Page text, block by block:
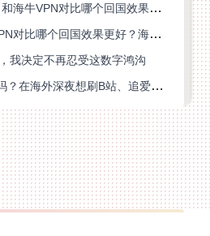
ChickCN VPN好用吗？和海牛VPN对比哪个回国效果更好？
ChickCN VPN和当归VPN对比哪个回国效果更好？海外党亲测后选了它
我决定不再忍受这数字鸿沟
Quickback和巨鲸好用吗？在海外深夜想刷B站、追爱奇艺的你，或许正需要这份答案